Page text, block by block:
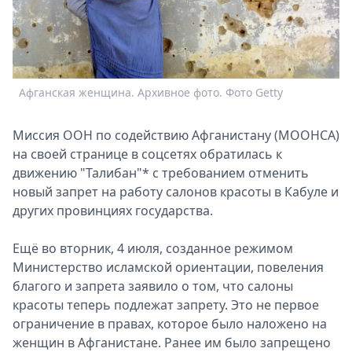
Спецпроекты
Звезды
Выборы
2026
Metro
Афганская женщина. Архивное фото. Фото Getty
Миссия ООН по содействию Афганистану (МООНСА)
на своей странице в соцсетях обратилась к
движению "Талибан"* с требованием отменить
новый запрет на работу салонов красоты в Кабуле и
других провинциях государства.
Ещё во вторник, 4 июля, созданное режимом
Министерство исламской ориентации, повеления
благого и запрета заявило о том, что салоны
красоты теперь подлежат запрету. Это не первое
ограничение в правах, которое было наложено на
женщин в Афганистане. Ранее им было запрещено